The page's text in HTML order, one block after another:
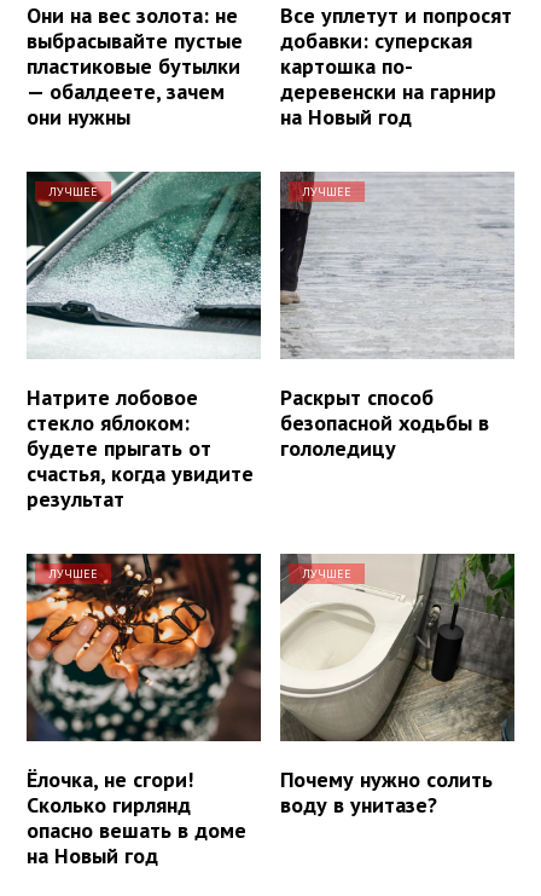
Они на вес золота: не
выбрасывайте пустые
пластиковые бутылки
— обалдеете, зачем
они нужны
Все уплетут и попросят
добавки: суперская
картошка по-
деревенски на гарнир
на Новый год
ЛУЧШЕЕ
Натрите лобовое
стекло яблоком:
будете прыгать от
счастья, когда увидите
результат
ЛУЧШЕЕ
Раскрыт способ
безопасной ходьбы в
гололедицу
ЛУЧШЕЕ
Ёлочка, не сгори!
Сколько гирлянд
опасно вешать в доме
на Новый год
ЛУЧШЕЕ
Почему нужно солить
воду в унитазе?